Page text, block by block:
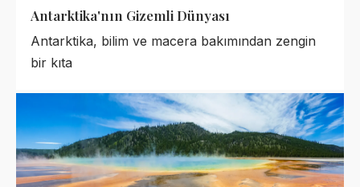
Antarktika'nın Gizemli Dünyası
Antarktika, bilim ve macera bakımından zengin
bir kıta